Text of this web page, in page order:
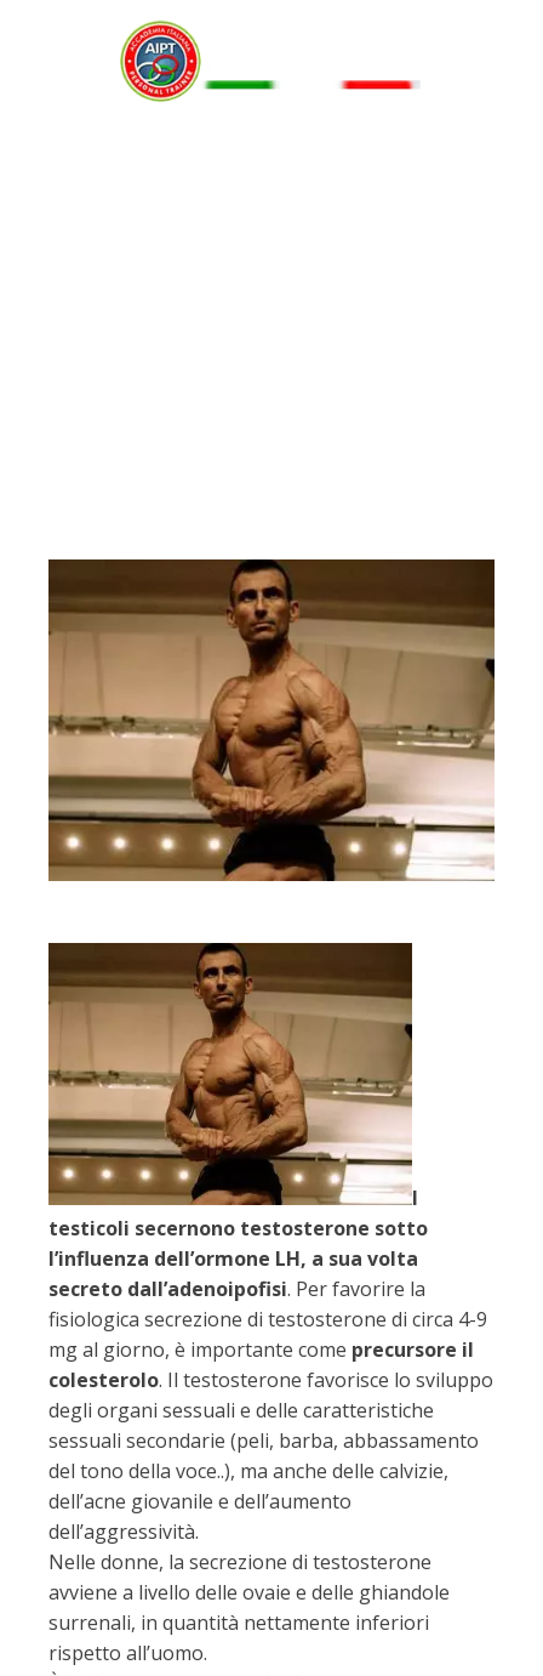
I
testicoli secernono testosterone sotto
l’influenza dell’ormone LH, a sua volta
secreto dall’adenoipofisi. Per favorire la
fisiologica secrezione di testosterone di circa 4-9
mg al giorno, è importante come precursore il
colesterolo. Il testosterone favorisce lo sviluppo
degli organi sessuali e delle caratteristiche
sessuali secondarie (peli, barba, abbassamento
del tono della voce..), ma anche delle calvizie,
dell’acne giovanile e dell’aumento
dell’aggressività.
Nelle donne, la secrezione di testosterone
avviene a livello delle ovaie e delle ghiandole
surrenali, in quantità nettamente inferiori
rispetto all’uomo.